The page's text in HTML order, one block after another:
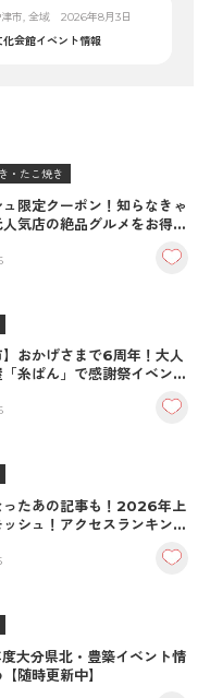
市, 全域
2026年8月3日
化会館イベント情報
・たこ焼き
限定クーポン！知らなきゃ
気店の絶品グルメをお得に
】おかげさまで6周年！大人
糸ぱん」で感謝祭イベント
8/9）
ったあの記事も！2026年上
シュ！アクセスランキング
大分県北・豊築イベント情
随時更新中】